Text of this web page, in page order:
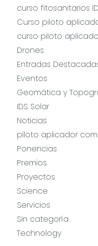
curso fitosanitarios
Curso piloto
curso piloto
Drones
Entradas
Eventos
Geomática y
IDS Solar
Noticias
piloto aplicador
Ponencias
Premios
Proyectos
Science
Servicios
Sin categoría
Technology